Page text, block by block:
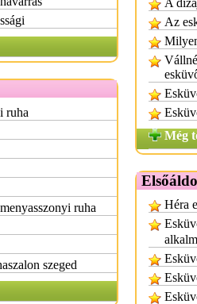
ruha
ruha
szeged
A
Az
Még
Héra